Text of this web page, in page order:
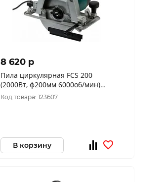
8 620 p
Пила циркулярная FCS 200
(2000Вт, ф200мм 6000об/мин)
FAVOURITE 113210200
Код товара: 123607
В корзину